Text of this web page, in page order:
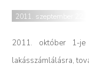
2011. szeptember 22.
2011. október 1-
lakásszámlálásra,